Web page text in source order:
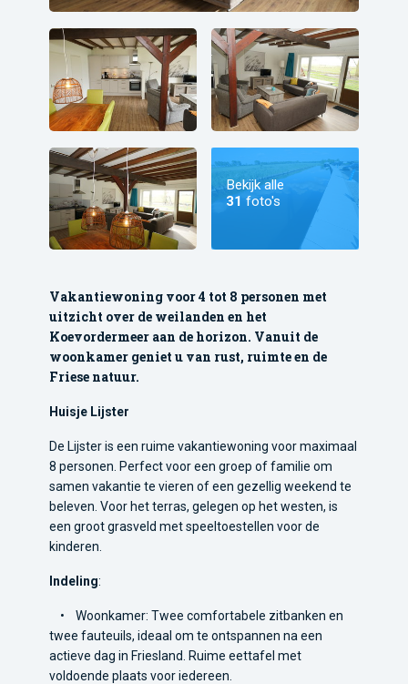
Bekijk alle
31 foto's
Vakantiewoning voor 4 tot 8 personen met
uitzicht over de weilanden en het
Koevordermeer aan de horizon. Vanuit de
woonkamer geniet u van rust, ruimte en de
Friese natuur.
Huisje Lijster
De Lijster is een ruime vakantiewoning voor maximaal
8 personen. Perfect voor een groep of familie om
samen vakantie te vieren of een gezellig weekend te
beleven. Voor het terras, gelegen op het westen, is
een groot grasveld met speeltoestellen voor de
kinderen.
Indeling:
• Woonkamer: Twee comfortabele zitbanken en
twee fauteuils, ideaal om te ontspannen na een
actieve dag in Friesland. Ruime eettafel met
voldoende plaats voor iedereen.